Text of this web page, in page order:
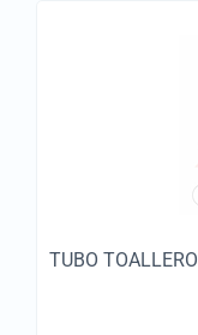
TUBO TOALLERO